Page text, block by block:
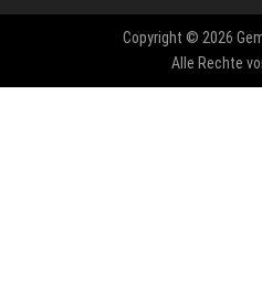
Copyright © 2026
Alle Rechte